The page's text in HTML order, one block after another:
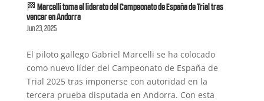
🏁 Marcelli toma el liderato del Campeonato de España de Trial tras
vencer en Andorra
Jun 23, 2025
El piloto gallego Gabriel Marcelli se ha colocado
como nuevo líder del Campeonato de España de
Trial 2025 tras imponerse con autoridad en la
tercera prueba disputada en Andorra. Con esta